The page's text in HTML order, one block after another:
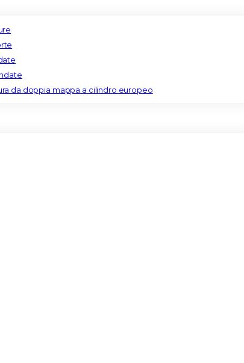
da doppia mappa a cilindro europeo